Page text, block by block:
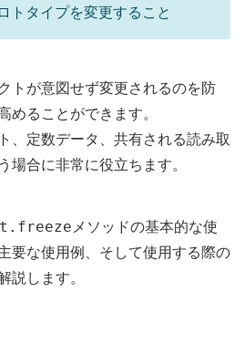
トタイプを変更すること
トが意図せず変更されるのを防
めることができます。
、定数データ、共有される読み取
場合に非常に役立ちます。
メソッドの基本的な使
要な使用例、そして使用する際の
説します。